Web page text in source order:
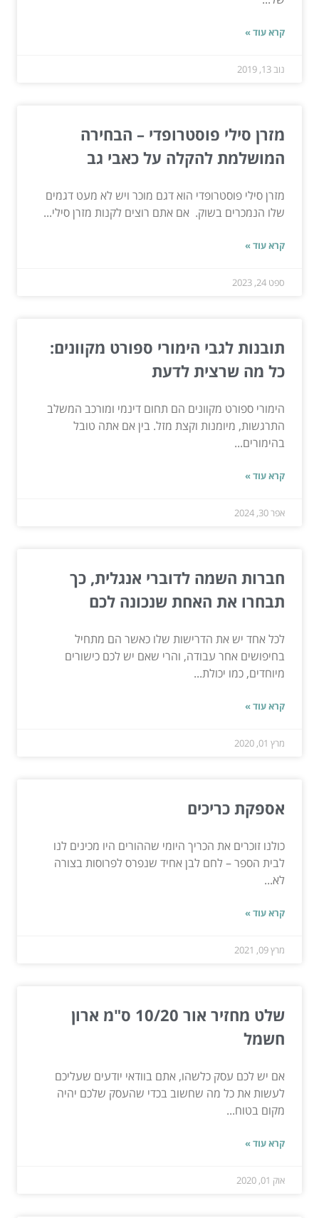
קרא עוד »
נוב 13, 2019
מזרן סילי פוסטרופדי – הבחירה
המושלמת להקלה על כאבי גב
מזרן סילי פוסטרופדי הוא דגם מוכר ויש לא מעט דגמים
שלו הנמכרים בשוק. אם אתם רוצים לקנות מזרן סילי...
קרא עוד »
ספט 24, 2023
תובנות לגבי הימורי ספורט מקוונים:
כל מה שרצית לדעת
הימורי ספורט מקוונים הם תחום דינמי ומורכב המשלב
התרגשות, מיומנות וקצת מזל. בין אם אתה טובל
בהימורים...
קרא עוד »
אפר 30, 2024
חברות השמה לדוברי אנגלית, כך
תבחרו את האחת שנכונה לכם
לכל אחד יש את הדרישות שלו כאשר הם מתחיל
בחיפושים אחר עבודה, והרי שאם יש לכם כישורים
מיוחדים, כמו יכולת...
קרא עוד »
מרץ 01, 2020
אספקת כריכים
כולנו זוכרים את הכריך היומי שההורים היו מכינים לנו
לבית הספר – לחם לבן אחיד שנפרס לפרוסות בצורה
לא...
קרא עוד »
מרץ 09, 2021
שלט מחזיר אור 10/20 ס"מ ארון
חשמל
אם יש לכם עסק כלשהו, אתם בוודאי יודעים שעליכם
לעשות את כל מה שחשוב בכדי שהעסק שלכם יהיה
מקום בטוח...
קרא עוד »
אוק 01, 2020